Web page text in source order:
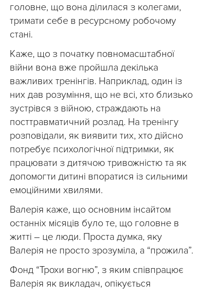
головне, що вона ділилася з колегами,
тримати себе в ресурсному робочому
стані.
Каже, що з початку повномасштабної
війни вона вже пройшла декілька
важливих тренінгів. Наприклад, один із
них дав розуміння, що не всі, хто близько
зустрівся з війною, страждають на
посттравматичний розлад. На тренінгу
розповідали, як виявити тих, хто дійсно
потребує психологічної підтримки, як
працювати з дитячою тривожністю та як
допомогти дитині впоратися із сильними
емоційними хвилями.
Валерія каже, що основним інсайтом
останніх місяців було те, що головне в
житті – це люди. Проста думка, яку
Валерія не просто зрозуміла, а “прожила”.
Фонд “Трохи вогню”, з яким співпрацює
Валерія як викладач, опікується